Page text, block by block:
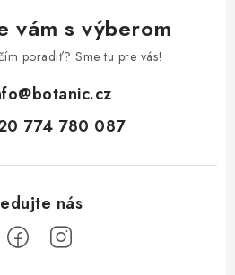
vám s výberom
poradiť? Sme tu pre vás!
@botanic.cz
774 780 087